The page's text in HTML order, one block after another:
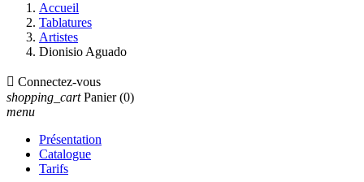
Accueil
Tablatures
Artistes
Dionisio Aguado
 Connectez-vous
shopping_cart Panier (0)
menu
Présentation
Catalogue
Tarifs